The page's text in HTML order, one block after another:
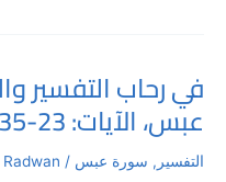
في رحاب التفسير
عبس، الآيات: 23-35 / الدرس 4
التفسير , سورة عبس /
Radwan
في
رحاب
التفسير
والتربية